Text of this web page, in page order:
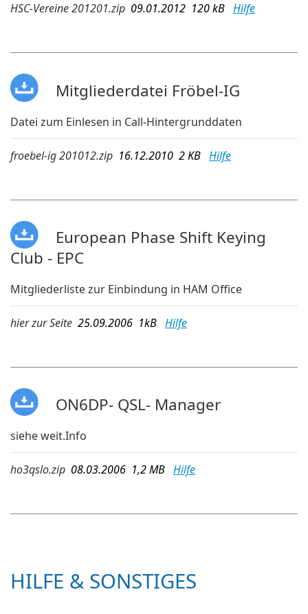
HSC-Vereine 201201.zip 09.01.2012 120 kB Hilfe
Mitgliederdatei Fröbel-IG
Datei zum Einlesen in Call-Hintergrunddaten
froebel-ig 201012.zip 16.12.2010 2 KB Hilfe
European Phase Shift Keying
Club - EPC
Mitgliederliste zur Einbindung in HAM Office
hier zur Seite 25.09.2006 1kB Hilfe
ON6DP- QSL- Manager
siehe weit.Info
ho3qslo.zip 08.03.2006 1,2 MB Hilfe
HILFE & SONSTIGES